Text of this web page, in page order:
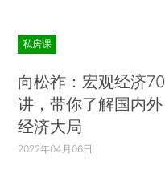
私房课
向松祚：宏观经济70
讲，带你了解国内外
经济大局
2022年04月06日